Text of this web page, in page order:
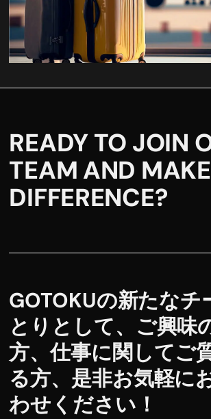
READY TO JOIN
TEAM AND
DIFFERENCE?
GOTOKUの新たなチ
とりとして、ご興味
方、仕事に関してご
る方、是非お気軽に
わせください！